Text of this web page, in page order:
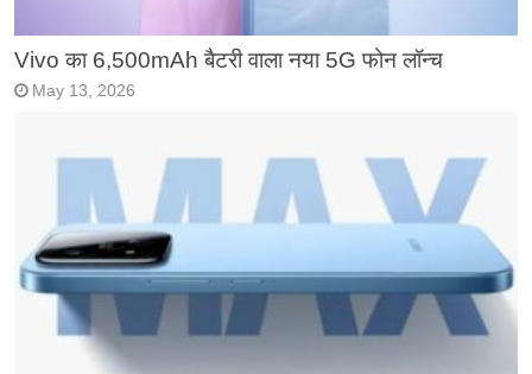
Vivo का 6,500mAh बैटरी वाला नया 5G फोन लॉन्च
May 13, 2026